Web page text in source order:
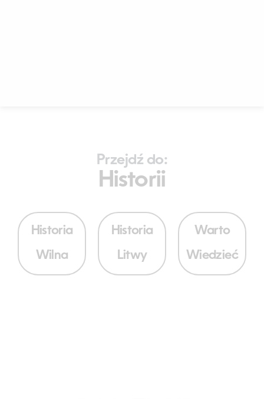
Przejdź do:
Historii
Historia
Wilna
Historia
Litwy
Warto
Wiedzieć